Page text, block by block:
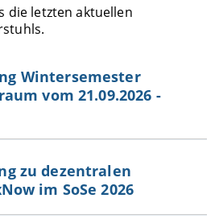
die letzten aktuellen
Wintersemester
vom 21.09.2026 -
zu dezentralen
im SoSe 2026